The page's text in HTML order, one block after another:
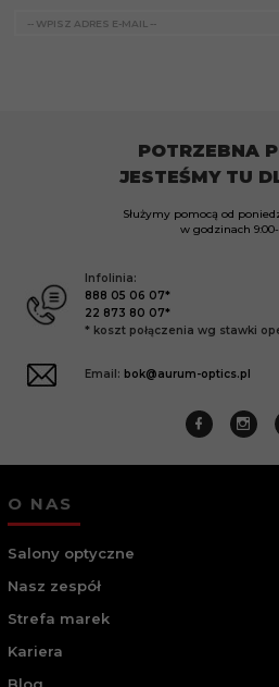
POTRZEBNA
JESTEŚMY TU
Służymy pomocą od
w godzinach
Infolinia:
888 05 06 07*
22 873 80 07*
* koszt połączenia wg stawki
Email: bok@aurum-optics.pl
O NAS
Salony optyczne
Nasz zespół
Strefa marek
Kariera
Blog